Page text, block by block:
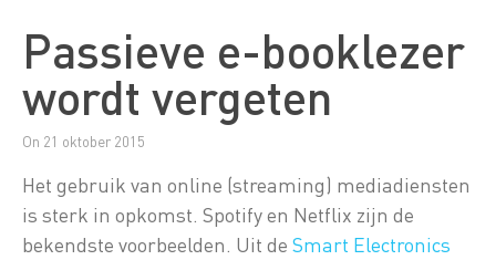
Passieve e-booklezer
wordt vergeten
On 21 oktober 2015
Het gebruik van online (streaming) mediadiensten
is sterk in opkomst. Spotify en Netflix zijn de
bekendste voorbeelden. Uit de Smart Electronics